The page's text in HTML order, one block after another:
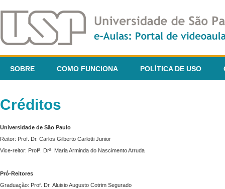
SOBRE COMO FUNCIONA POLÍTICA DE USO
Créditos
Universidade de São Paulo
Reitor: Prof. Dr. Carlos Gilberto Carlotti Junior
Vice-reitor: Profª. Drª. Maria Arminda do Nascimento Arruda
Pró-Reitores
Graduação: Prof. Dr. Aluisio Augusto Cotrim Segurado